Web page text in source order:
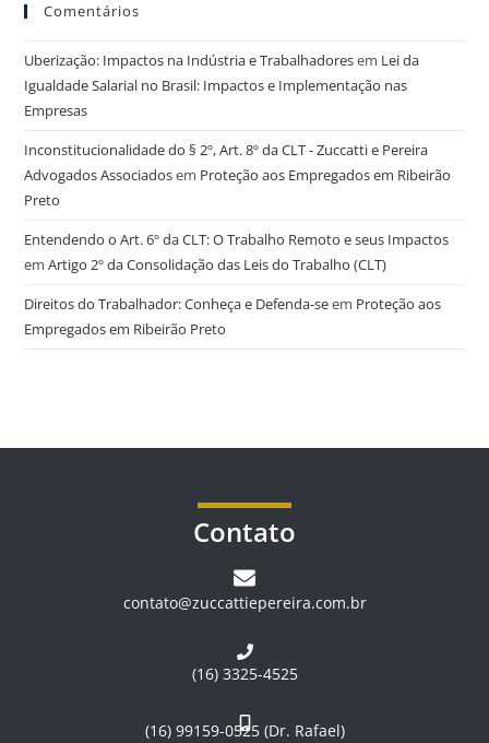
Comentários
Uberização: Impactos na Indústria e Trabalhadoresem Lei da
Igualdade Salarial no Brasil: Impactos e Implementação nas
Empresas
Inconstitucionalidade do § 2º, Art. 8º da CLT - Zuccatti e Pereira
Advogados Associadosem Proteção aos Empregados em Ribeirão
Preto
Entendendo o Art. 6º da CLT: O Trabalho Remoto e seus Impactos
emArtigo 2º da Consolidação das Leis do Trabalho (CLT)
Direitos do Trabalhador: Conheça e Defenda-seem Proteção aos
Empregados em Ribeirão Preto
Contato
contato@zuccattiepereira.com.br
(16) 3325-4525
(16) 99159-0525 (Dr. Rafael)